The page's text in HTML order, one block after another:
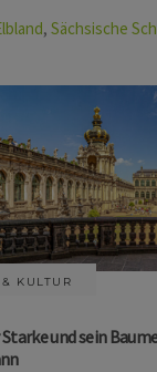
, Sächsische
KULTUR
und sein